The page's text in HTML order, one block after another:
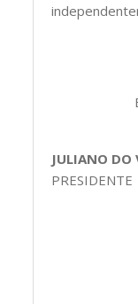
JULIANO DO
PRESIDENTE